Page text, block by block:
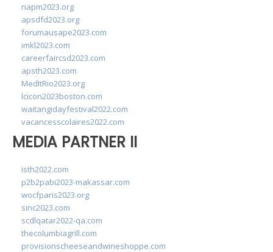
napm2023.org
apsdfd2023.org
forumausape2023.com
imkl2023.com
careerfaircsd2023.com
apsth2023.com
MedItRio2023.org
lcicon2023boston.com
waitangidayfestival2022.com
vacancesscolaires2022.com
MEDIA PARTNER II
isth2022.com
p2b2pabi2023-makassar.com
wocfparis2023.org
sinc2023.com
scdlqatar2022-qa.com
thecolumbiagrill.com
provisionscheeseandwineshoppe.com